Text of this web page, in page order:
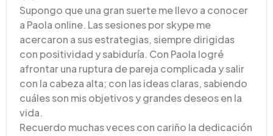
Supongo que una gran suerte me llevo a conocer
a Paola online. Las sesiones por skype me
acercaron a sus estrategias, siempre dirigidas
con positividad y sabiduría. Con Paola logré
afrontar una ruptura de pareja complicada y salir
con la cabeza alta; con las ideas claras, sabiendo
cuáles son mis objetivos y grandes deseos en la
vida.
Recuerdo muchas veces con cariño la dedicación